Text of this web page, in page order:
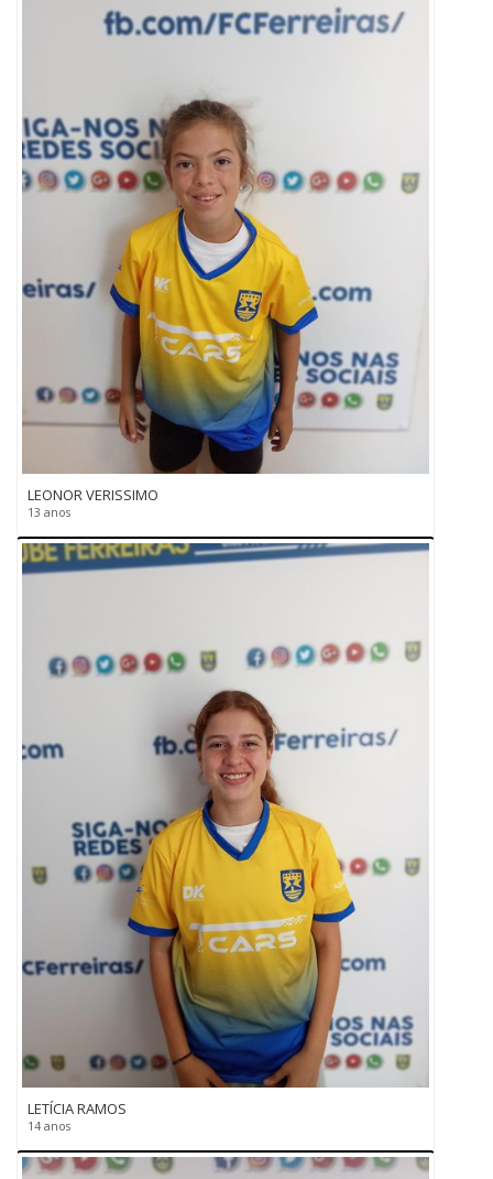
LEONOR VERISSIMO
13 anos
LETÍCIA RAMOS
14 anos